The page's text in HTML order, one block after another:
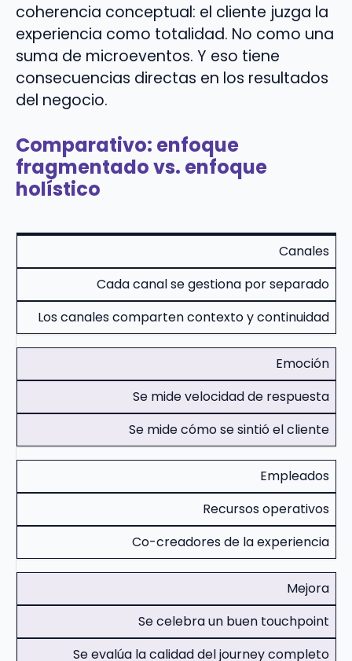
coherencia conceptual: el cliente juzga la
experiencia como totalidad. No como una
suma de microeventos. Y eso tiene
consecuencias directas en los resultados
del negocio.
Comparativo: enfoque
fragmentado vs. enfoque
holístico
Canales
Cada canal se gestiona por separado
Los canales comparten contexto y continuidad
Emoción
Se mide velocidad de respuesta
Se mide cómo se sintió el cliente
Empleados
Recursos operativos
Co-creadores de la experiencia
Mejora
Se celebra un buen touchpoint
Se evalúa la calidad del journey completo